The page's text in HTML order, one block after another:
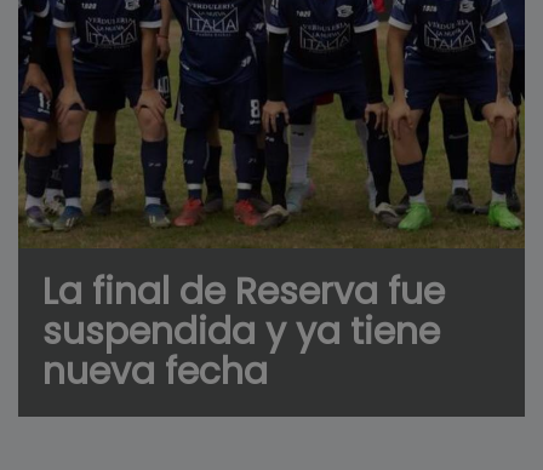
La final de Reserva fue
suspendida y ya tiene
nueva fecha